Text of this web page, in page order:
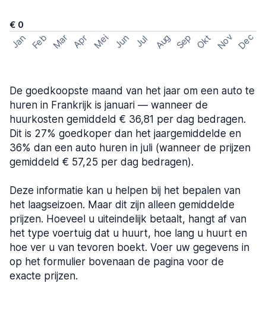
€ 0
Jan Feb Mar Apr Mei Jun Jul Aug Sep Okt Nov Dec
De goedkoopste maand van het jaar om een auto te
huren in Frankrijk is januari — wanneer de
huurkosten gemiddeld € 36,81 per dag bedragen.
Dit is 27% goedkoper dan het jaargemiddelde en
36% dan een auto huren in juli (wanneer de prijzen
gemiddeld € 57,25 per dag bedragen).
Deze informatie kan u helpen bij het bepalen van
het laagseizoen. Maar dit zijn alleen gemiddelde
prijzen. Hoeveel u uiteindelijk betaalt, hangt af van
het type voertuig dat u huurt, hoe lang u huurt en
hoe ver u van tevoren boekt. Voer uw gegevens in
op het formulier bovenaan de pagina voor de
exacte prijzen.